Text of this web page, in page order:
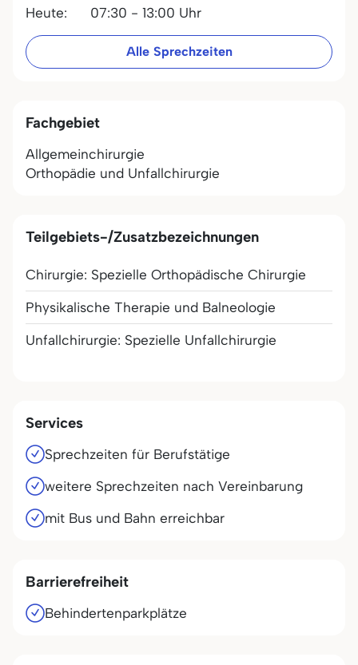
Heute: 07:30 - 13:00 Uhr
Alle Sprechzeiten
Fachgebiet
Allgemeinchirurgie
Orthopädie und Unfallchirurgie
Teilgebiets-/Zusatzbezeichnungen
Chirurgie: Spezielle Orthopädische Chirurgie
Physikalische Therapie und Balneologie
Unfallchirurgie: Spezielle Unfallchirurgie
Services
Sprechzeiten für Berufstätige
weitere Sprechzeiten nach Vereinbarung
mit Bus und Bahn erreichbar
Barrierefreiheit
Behindertenparkplätze